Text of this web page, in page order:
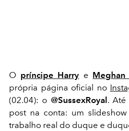
O príncipe Harry e Meghan
própria página oficial no
(02.04): o @SussexRoyal . Até
post na conta: um
trabalho real do duque e